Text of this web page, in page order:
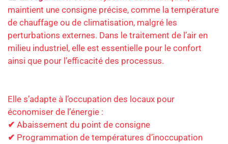
maintient une consigne précise, comme la température
de chauffage ou de climatisation, malgré les
perturbations externes. Dans le traitement de l’air en
milieu industriel, elle est essentielle pour le confort
ainsi que pour l’efficacité des processus.
Elle s’adapte à l’occupation des locaux pour
économiser de l’énergie :
✔ Abaissement du point de consigne
✔ Programmation de températures d’inoccupation